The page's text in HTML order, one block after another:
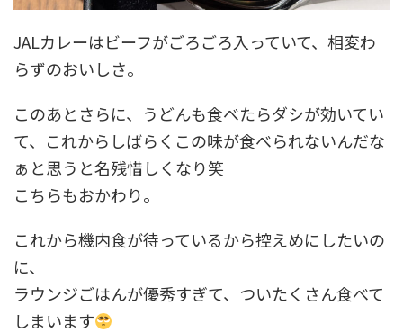
JALカレーはビーフがごろごろ入っていて、相変わ
らずのおいしさ。
このあとさらに、うどんも食べたらダシが効いてい
て、これからしばらくこの味が食べられないんだな
ぁと思うと名残惜しくなり笑
こちらもおかわり。
これから機内食が待っているから控えめにしたいの
に、
ラウンジごはんが優秀すぎて、ついたくさん食べて
しまいます